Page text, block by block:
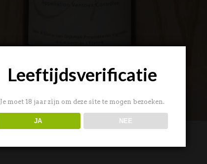
Leeftijdsverificatie
Je moet 18 jaar zijn om deze site te mogen bezoeken.
JA NEE